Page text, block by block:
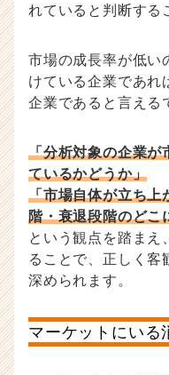
れていると判断する
市場の成長率が低い
けている企業であれ
企業であると言える
「分析対象の企業が
ているかどうか」
「市場自体が立ち上
階・衰退段階のどこ
という観点を踏まえ
ることで、正しく客
深められます。
マーケットにいる